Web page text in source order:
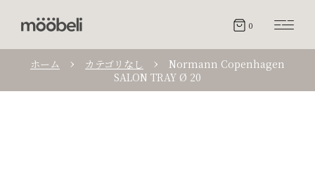
0
ホーム カテゴリなし
Normann Copenhagen
SALON TRAY Ø 20